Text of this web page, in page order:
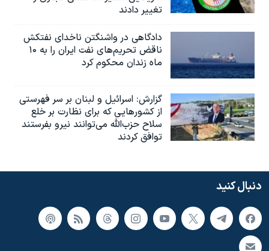
تغییر دادند
دادگاهی در واشنگتن ناخدای نفتکش
ناقض تحریم‌های نفت ایران را به ۱۰
ماه زندان محکوم کرد
گزارش‌: اسرائيل و لبنان بر سر فهرستی
از کشورهایی که برای نظارت بر خلع
سلاح حزب‌الله می‌توانند نیرو بفرستند
توافق کردند
دنبال کنید